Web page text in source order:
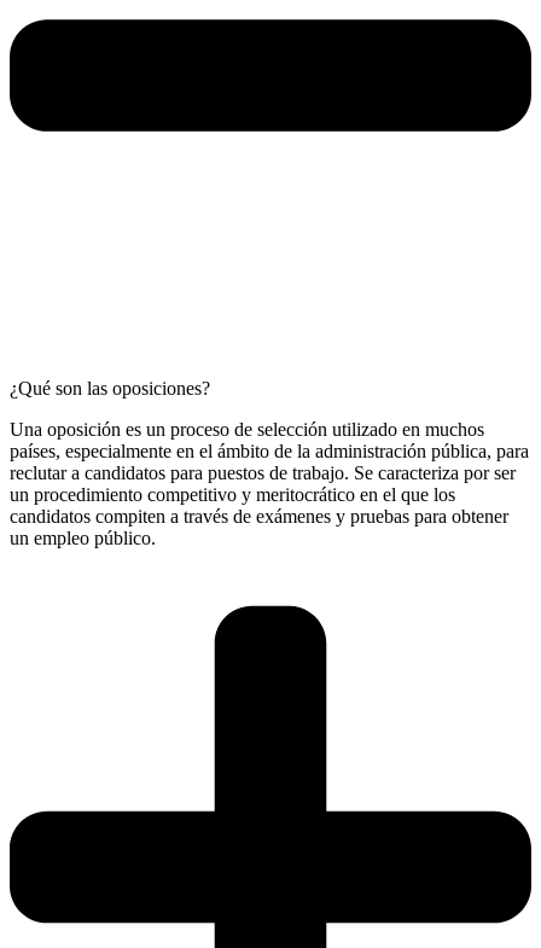
¿Qué son las oposiciones?
Una oposición es un proceso de selección utilizado en muchos
países, especialmente en el ámbito de la administración pública, para
reclutar a candidatos para puestos de trabajo. Se caracteriza por ser
un procedimiento competitivo y meritocrático en el que los
candidatos compiten a través de exámenes y pruebas para obtener
un empleo público.